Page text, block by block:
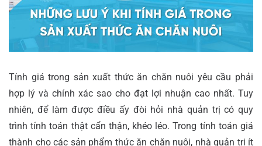
Tính giá trong sản xuất thức ăn chăn nuôi yêu cầu phải
hợp lý và chính xác sao cho đạt lợi nhuận cao nhất. Tuy
nhiên, để làm được điều ấy đòi hỏi nhà quản trị có quy
trình tính toán thật cẩn thận, khéo léo. Trong tính toán giá
thành cho các sản phẩm thức ăn chăn nuôi, nhà quản trị ít